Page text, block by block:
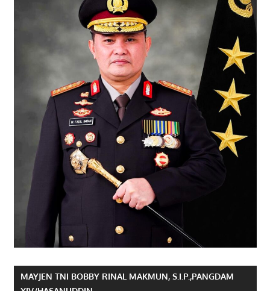
MAYJEN TNI BOBBY RINAL MAKMUN, S.I.P.,PANGDAM